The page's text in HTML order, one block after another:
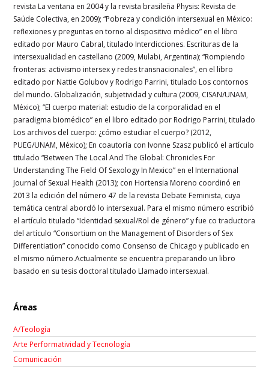
revista La ventana en 2004 y la revista brasileña Physis: Revista de
Saúde Colectiva, en 2009); “Pobreza y condición intersexual en México:
reflexiones y preguntas en torno al dispositivo médico” en el libro
editado por Mauro Cabral, titulado Interdicciones. Escrituras de la
intersexualidad en castellano (2009, Mulabi, Argentina); “Rompiendo
fronteras: activismo intersex y redes transnacionales”, en el libro
editado por Nattie Golubov y Rodrigo Parrini, titulado Los contornos
del mundo. Globalización, subjetividad y cultura (2009, CISAN/UNAM,
México); “El cuerpo material: estudio de la corporalidad en el
paradigma biomédico” en el libro editado por Rodrigo Parrini, titulado
Los archivos del cuerpo: ¿cómo estudiar el cuerpo? (2012,
PUEG/UNAM, México); En coautoría con Ivonne Szasz publicó el artículo
titulado “Between The Local And The Global: Chronicles For
Understanding The Field Of Sexology In Mexico” en el International
Journal of Sexual Health (2013); con Hortensia Moreno coordinó en
2013 la edición del número 47 de la revista Debate Feminista, cuya
temática central abordó lo intersexual. Para el mismo número escribió
el artículo titulado “Identidad sexual/Rol de género” y fue co traductora
del artículo “Consortium on the Management of Disorders of Sex
Differentiation” conocido como Consenso de Chicago y publicado en
el mismo número.Actualmente se encuentra preparando un libro
basado en su tesis doctoral titulado Llamado intersexual.
Áreas
A/Teología
Arte Performatividad y Tecnología
Comunicación